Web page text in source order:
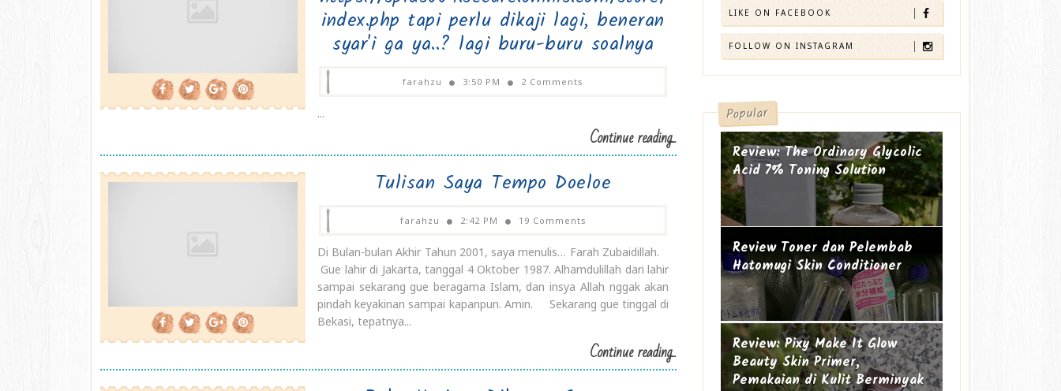
index.php tapi perlu dikaji lagi, beneran
syar'i ga ya..? lagi buru-buru soalnya
farahzu 3:50 PM 2 Comments
...
Continue reading...
Tulisan Saya Tempo Doeloe
farahzu 2:42 PM 19 Comments
Di Bulan-bulan Akhir Tahun 2001, saya menulis… Farah Zubaidillah.
Gue lahir di Jakarta, tanggal 4 Oktober 1987. Alhamdulillah dari lahir
sampai sekarang gue beragama Islam, dan insya Allah nggak akan
pindah keyakinan sampai kapanpun. Amin. Sekarang gue tinggal di
Bekasi, tepatnya...
Continue reading...
LIKE ON FACEBOOK
FOLLOW ON INSTAGRAM
Popular
Review: The Ordinary Glycolic
Acid 7% Toning Solution
Review Toner dan Pelembab
Hatomugi Skin Conditioner
Suami-suami Jauh dari Istri
Cucu ke-19
Review: Pixy Make It Glow
Beauty Skin Primer,
Pemakaian di Kulit Berminyak